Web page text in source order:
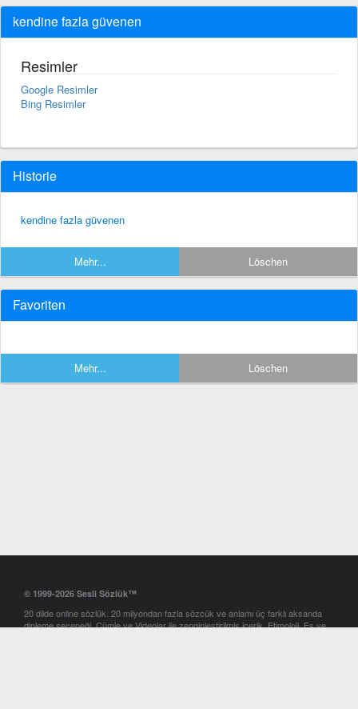
kendine fazla güvenen
Resimler
Google Resimler
Bing Resimler
Historie
kendine fazla güvenen
Mehr... Löschen
Favoriten
Mehr... Löschen
© 1999-2026 Sesli Sözlük™
20 dilde online sözlük. 20 milyondan fazla sözcük ve anlamı üç farklı aksanda
dinleme seçeneği. Cümle ve Videolar ile zenginleştirilmiş içerik. Etimoloji, Eş ve